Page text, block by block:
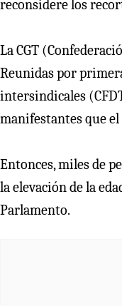
reconsidere los
La CGT
Reunidas por
intersindicales
manifestantes que
Entonces, miles de
la elevación de la
Parlamento.